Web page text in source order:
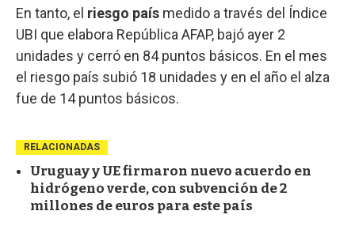
En tanto, el riesgo país medido a través del Índice
UBI que elabora República AFAP, bajó ayer 2
unidades y cerró en 84 puntos básicos. En el mes
el riesgo país subió 18 unidades y en el año el alza
fue de 14 puntos básicos.
RELACIONADAS
Uruguay y UE firmaron nuevo acuerdo en
hidrógeno verde, con subvención de 2
millones de euros para este país